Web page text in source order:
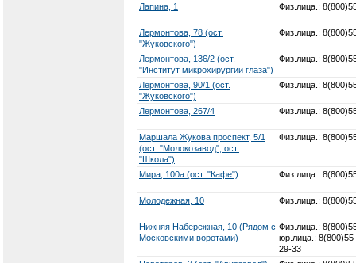
Лапина, 1 Физ.лица.:
Лермонтова, 78 (ост.
"Жуковского")
Физ.лица.:
Лермонтова, 136/2 (ост.
"Институт микрохирургии глаза")
Физ.лица.:
Лермонтова, 90/1 (ост.
"Жуковского")
Физ.лица.:
Лермонтова, 267/4 Физ.лица.:
Маршала Жукова проспект, 5/1
(ост. "Молокозавод", ост.
"Школа")
Физ.лица.:
Мира, 100а (ост. "Кафе") Физ.лица.:
Молодежная, 10 Физ.лица.:
Нижняя Набережная, 10 (Рядом с
Московскими воротами)
Физ.лица.:
юр.лица.:
29-33